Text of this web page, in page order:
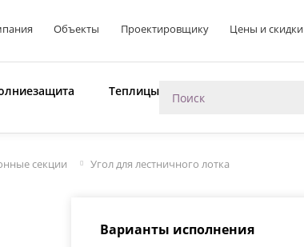
Объекты Проектировщику Цены и скидки
Теплицы
секции Угол для лестничного лотка
Варианты исполнения